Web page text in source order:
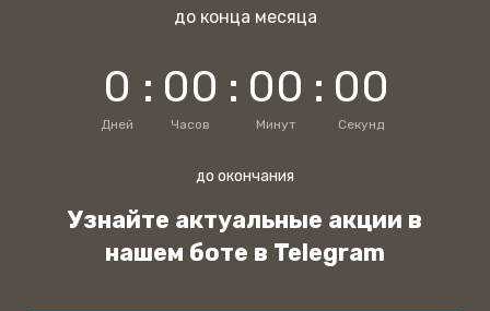
до конца месяца
0
Дней
: 00
Часов
: 00
Минут
: 00
Секунд
до окончания
Узнайте актуальные акции в
нашем боте в Telegram